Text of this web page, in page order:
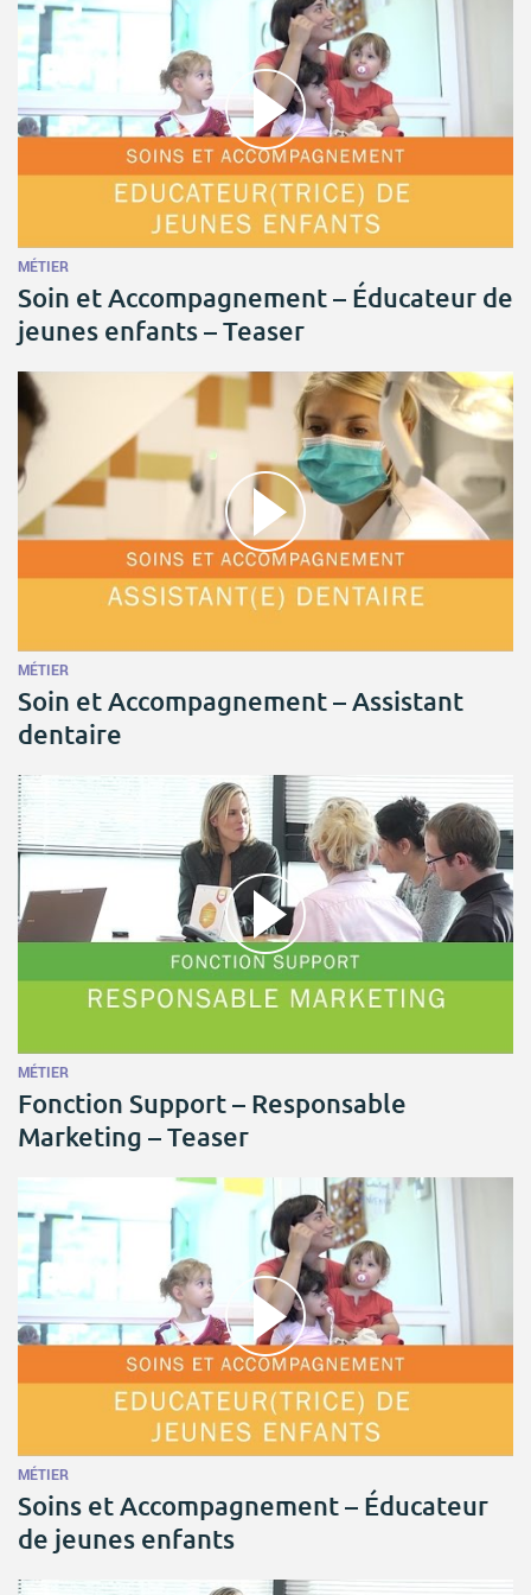
MÉTIER
Soin et Accompagnement – Éducateur de
jeunes enfants – Teaser
MÉTIER
Soin et Accompagnement – Assistant
dentaire
MÉTIER
Fonction Support – Responsable
Marketing – Teaser
MÉTIER
Soins et Accompagnement – Éducateur
de jeunes enfants